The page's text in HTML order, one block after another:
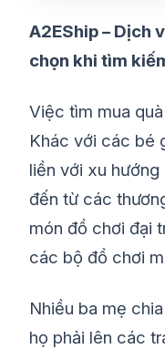
A2EShip – Dịch
chọn khi tìm
Việc tìm mua
Khác với các bé
liền với xu
đến từ các
món đồ chơi đại
các bộ đồ chơi
Nhiều ba mẹ
họ phải lên các